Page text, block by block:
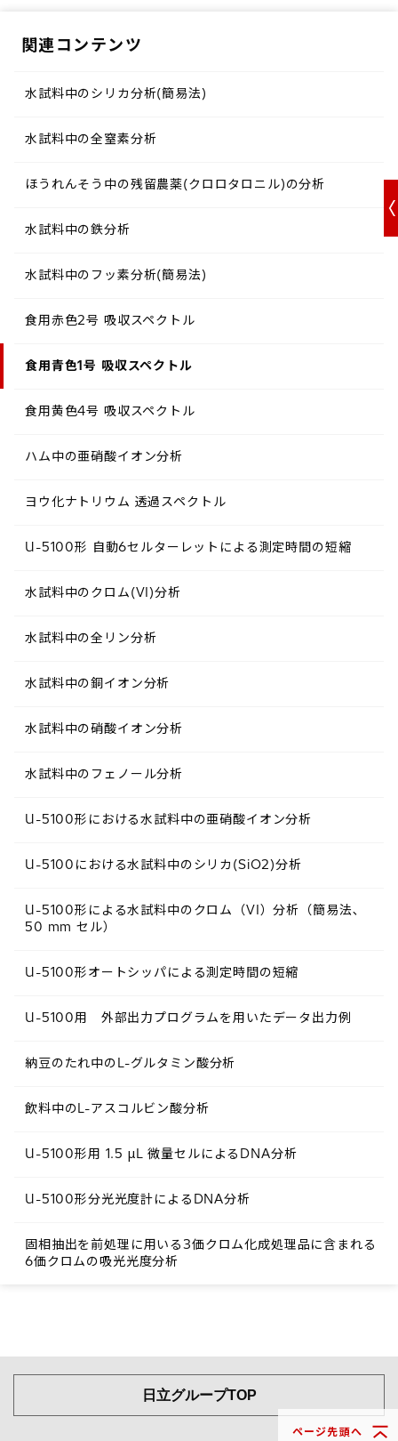
ページ先頭へ
関連コンテンツ
水試料中のシリカ分析(簡易法)
水試料中の全窒素分析
ほうれんそう中の残留農薬(クロロタロニル)の分析
水試料中の鉄分析
水試料中のフッ素分析(簡易法)
食用赤色2号 吸収スペクトル
食用青色1号 吸収スペクトル
食用黄色4号 吸収スペクトル
ハム中の亜硝酸イオン分析
ヨウ化ナトリウム 透過スペクトル
U-5100形 自動6セルターレットによる測定時間の短縮
水試料中のクロム(VI)分析
水試料中の全リン分析
水試料中の銅イオン分析
水試料中の硝酸イオン分析
水試料中のフェノール分析
U-5100形における水試料中の亜硝酸イオン分析
U-5100における水試料中のシリカ(SiO2)分析
U-5100形による水試料中のクロム（VI）分析（簡易法､
50 mm セル）
U-5100形オートシッパによる測定時間の短縮
U-5100用 外部出力プログラムを用いたデータ出力例
納豆のたれ中のL-グルタミン酸分析
飲料中のL-アスコルビン酸分析
U-5100形用 1.5 μL 微量セルによるDNA分析
U-5100形分光光度計によるDNA分析
固相抽出を前処理に用いる3価クロム化成処理品に含まれる
6価クロムの吸光光度分析
日立グループTOP